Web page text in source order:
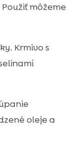
môžeme
Krmivo s
oleje a